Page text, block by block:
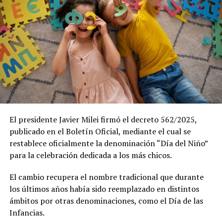
como la primera unidad aérea militar de nuestro país,
mientras que la historia de la Fuerza Aérea quedó
atravesada por distintos episodios de la historia
argentina, entre ellos la Guerra de Malvinas de 1982, en
la que sus pilotos participaron en operaciones contra
las fuerzas británicas.
Durante la celebración se llevó a cabo el Pasaje aéreo de
los F-16 que hará el siguiente recorrido: Obelisco
porteño, aeroparque Jorge Newbery, Costanera Norte y
estadio Monumental de River.
La Fuerza Aérea había señalado en un flyer que difundió
a través de su cuenta oficial de Instagram: “Si te gustan
los aviones, no te los podés perder. Prepará la cámara
del celular y todas las ganas de escuchar…Rugir los
motores”.
En tanto, varias aeronaves sobrevolaron cielos porteños
El presidente Javier Milei firmó el decreto 562/2025,
publicado en el Boletín Oficial, mediante el cual se
restablece oficialmente la denominación “Día del Niño”
para la celebración dedicada a los más chicos.
El cambio recupera el nombre tradicional que durante
los últimos años había sido reemplazado en distintos
ámbitos por otras denominaciones, como el Día de las
Infancias.